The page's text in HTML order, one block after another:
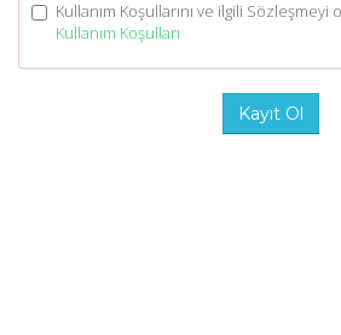
Kullanım Koşullarını ve ilgili Sözleşmeyi
Kullanım Koşulları